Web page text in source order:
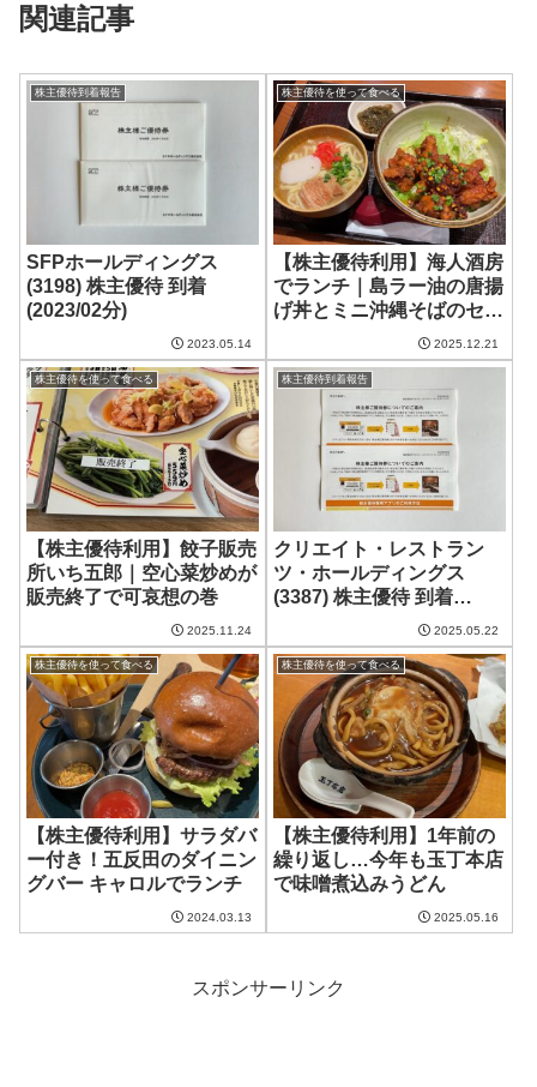
関連記事
株主優待到着報告
SFPホールディングス
(3198) 株主優待 到着
(2023/02分)
2023.05.14
株主優待を使って食べる
【株主優待利用】海人酒房
でランチ｜島ラー油の唐揚
げ丼とミニ沖縄そばのセッ
2025.12.21
株主優待を使って食べる
【株主優待利用】餃子販売
所いち五郎｜空心菜炒めが
販売終了で可哀想の巻
2025.11.24
株主優待到着報告
クリエイト・レストラン
ツ・ホールディングス
(3387) 株主優待 到着
2025.05.22
株主優待を使って食べる
【株主優待利用】サラダバ
ー付き！五反田のダイニン
グバー キャロルでランチ
2024.03.13
株主優待を使って食べる
【株主優待利用】1年前の
繰り返し…今年も玉丁本店
で味噌煮込みうどん
2025.05.16
スポンサーリンク